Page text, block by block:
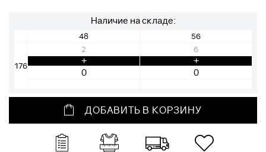
Наличие на складе:
48 56
176
2
+
6
+
ДОБАВИТЬ В КОРЗИНУ